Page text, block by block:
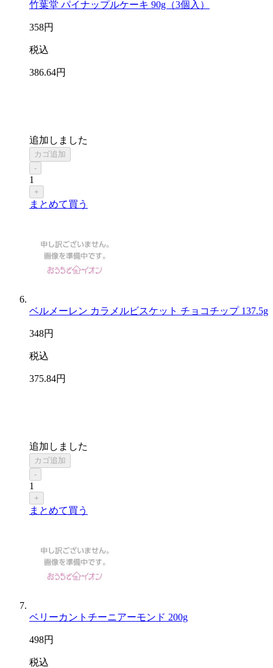
竹葉堂 パイナップルケーキ 90g（3個入）
358円
税込
386.64円
追加しました
カゴ追加
-
1
+
まとめて買う
ベルメーレン カラメルビスケット チョコチップ 137.5g
348円
税込
375.84円
追加しました
カゴ追加
-
1
+
まとめて買う
ベリーカントチーニアーモンド 200g
498円
税込